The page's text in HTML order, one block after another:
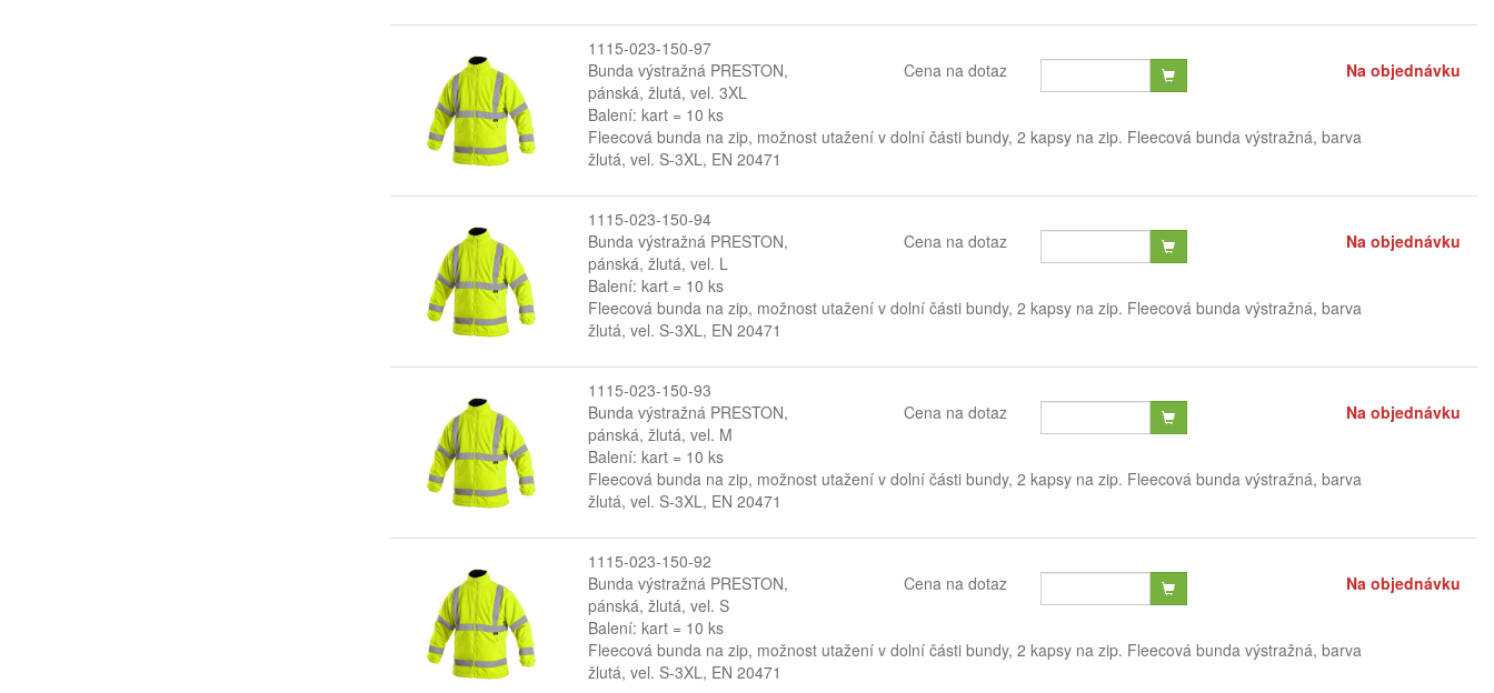
1115-023-150-97
Bunda výstražná PRESTON,
pánská, žlutá, vel. 3XL
Balení: kart = 10 ks
Cena na dotaz Na objednávku
Fleecová bunda na zip, možnost utažení v dolní části bundy, 2 kapsy na zip. Fleecová bunda výstražná, barva
žlutá, vel. S-3XL, EN 20471
1115-023-150-94
Bunda výstražná PRESTON,
pánská, žlutá, vel. L
Balení: kart = 10 ks
Cena na dotaz Na objednávku
Fleecová bunda na zip, možnost utažení v dolní části bundy, 2 kapsy na zip. Fleecová bunda výstražná, barva
žlutá, vel. S-3XL, EN 20471
1115-023-150-93
Bunda výstražná PRESTON,
pánská, žlutá, vel. M
Balení: kart = 10 ks
Cena na dotaz Na objednávku
Fleecová bunda na zip, možnost utažení v dolní části bundy, 2 kapsy na zip. Fleecová bunda výstražná, barva
žlutá, vel. S-3XL, EN 20471
1115-023-150-92
Bunda výstražná PRESTON,
pánská, žlutá, vel. S
Balení: kart = 10 ks
Cena na dotaz Na objednávku
Fleecová bunda na zip, možnost utažení v dolní části bundy, 2 kapsy na zip. Fleecová bunda výstražná, barva
žlutá, vel. S-3XL, EN 20471